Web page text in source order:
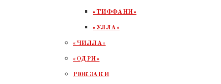
«ТИФФАНИ»
«УЛЛА»
«ЧИЛЛА»
«ОДРИ»
РЮКЗАКИ